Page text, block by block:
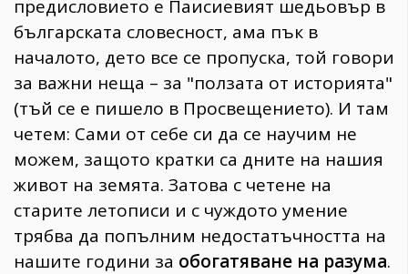
предисловието е Паисиевият шедьовър в
българската словесност, ама пък в
началото, дето все се пропуска, той говори
за важни неща – за "ползата от историята"
(тъй се е пишело в Просвещението). И там
четем: Сами от себе си да се научим не
можем, защото кратки са дните на нашия
живот на земята. Затова с четене на
старите летописи и с чуждото умение
трябва да попълним недостатъчността на
нашите години за обогатяване на разума.